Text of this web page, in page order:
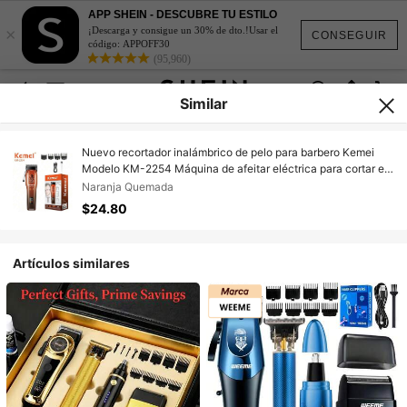
CONSEGUIR
×
APP SHEIN - DESCUBRE TU ESTILO
¡Descarga y consigue un 30% de dto.!Usar el
código: APPOFF30
(95,960)
Similar
Nuevo recortador inalámbrico de pelo para barbero Kemei
Modelo KM-2254 Máquina de afeitar eléctrica para cortar el
cabello de los hombres
Naranja Quemada
$24.80
Artículos similares